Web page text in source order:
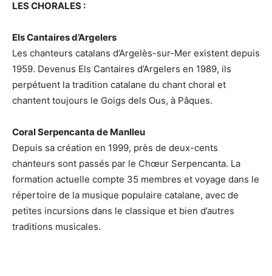
LES CHORALES :
Els Cantaires d’Argelers
Les chanteurs catalans d’Argelès-sur-Mer existent depuis
1959. Devenus Els Cantaires d’Argelers en 1989, ils
perpétuent la tradition catalane du chant choral et
chantent toujours le Goigs dels Ous, à Pâques.
Coral Serpencanta de Manlleu
Depuis sa création en 1999, près de deux-cents
chanteurs sont passés par le Chœur Serpencanta. La
formation actuelle compte 35 membres et voyage dans le
répertoire de la musique populaire catalane, avec de
petites incursions dans le classique et bien d’autres
traditions musicales.